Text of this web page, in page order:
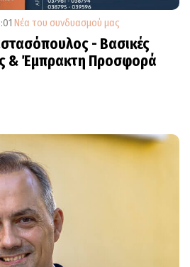
Νέα του συνδυασμού μας
- Βασικές
& Έμπρακτη Προσφορά